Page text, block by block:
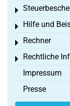
Toggle menu
Hilfe und
Toggle menu
Rechner
Toggle menu
Rechtliche
Toggle menu
Impressum
Presse